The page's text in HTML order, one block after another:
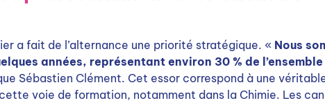
a fait de l’alternance une priorité stratégique. « Nous
années, représentant environ 30 % de l’ensemble
Sébastien Clément. Cet essor correspond à une
voie de formation, notamment dans la Chimie. Les